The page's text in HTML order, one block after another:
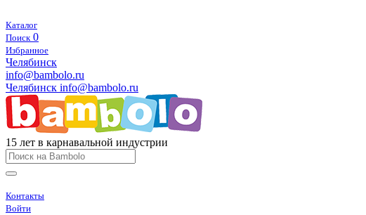
Каталог
Поиск 0
Избранное
Челябинск
info@bambolo.ru
Челябинск info@bambolo.ru
15 лет в карнавальной индустрии
Контакты
Войти